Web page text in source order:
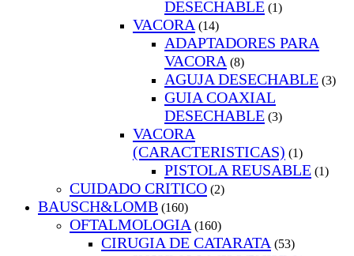
DESECHABLE (1)
VACORA (14)
ADAPTADORES PARA
VACORA (8)
AGUJA DESECHABLE (3)
GUIA COAXIAL
DESECHABLE (3)
VACORA
(CARACTERISTICAS) (1)
PISTOLA REUSABLE (1)
CUIDADO CRITICO (2)
BAUSCH&LOMB (160)
OFTALMOLOGIA (160)
CIRUGIA DE CATARATA (53)